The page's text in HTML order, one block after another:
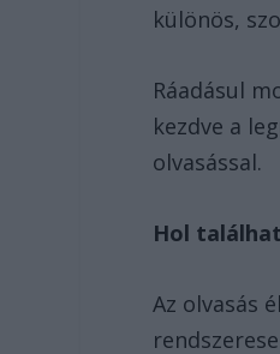
különös,
Ráadásul
kezdve a
olvasással.
Hol
Az olvasás